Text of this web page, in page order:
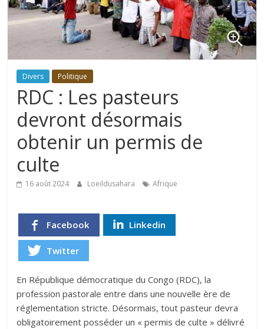
Divers Politique
RDC : Les pasteurs
devront désormais
obtenir un permis de
culte
16 août 2024 Loeildusahara Afrique
Facebook Linkedin
Twitter
En République démocratique du Congo (RDC), la
profession pastorale entre dans une nouvelle ère de
réglementation stricte. Désormais, tout pasteur devra
obligatoirement posséder un « permis de culte » délivré